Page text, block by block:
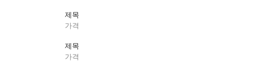
제목
가격
제목
가격